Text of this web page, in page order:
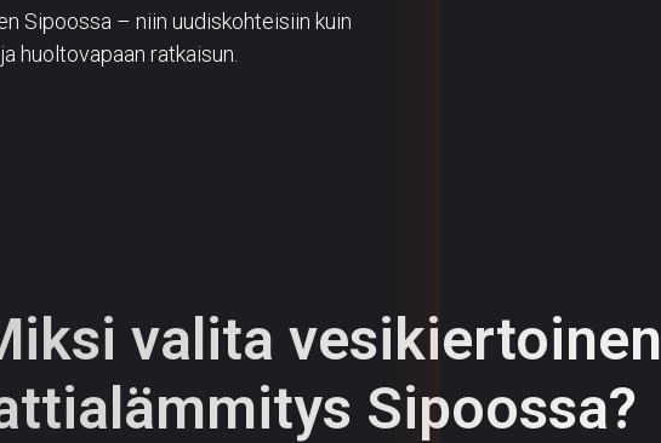
Sipoossa – niin uudiskohteisiin kuin
huoltovapaan ratkaisun.
valita vesikiertoinen
Sipoossa?